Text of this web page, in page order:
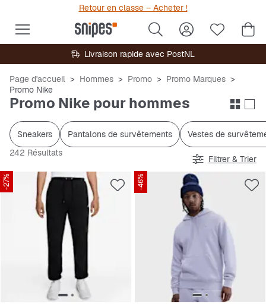
Retour en classe – Acheter !
Livraison rapide avec PostNL
Page d'accueil Hommes Promo
Promo Marques
Promo Nike
Promo Nike pour hommes
Sneakers Pantalons de survêtements
Vestes de
242 Résultats
Filtrer & Trier
-27% -46%